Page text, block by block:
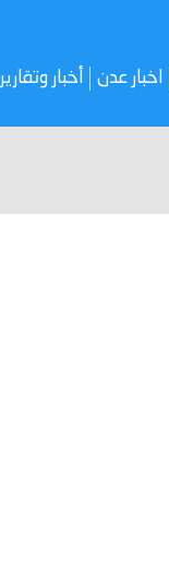
اخبار عدن أخبار وتقارير